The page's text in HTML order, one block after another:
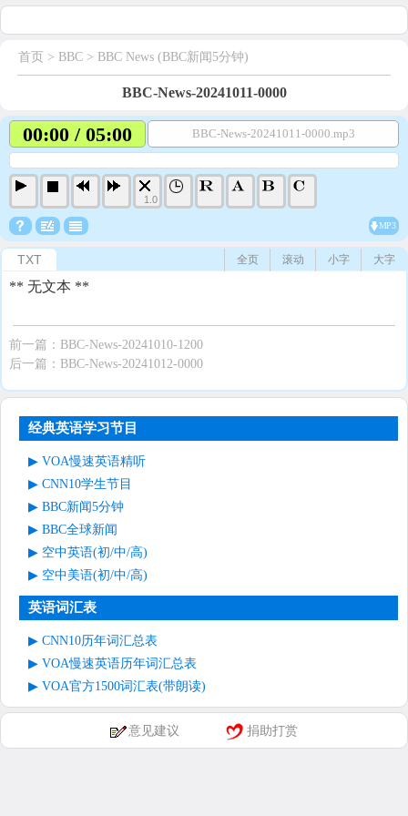
首页 > BBC > BBC News (BBC新闻5分钟)
BBC-News-20241011-0000
00:00 / 05:00 BBC-News-20241011-0000.mp3
1.0
MP3
TXT 大字
小字
滚动
全页
** 无文本 **
前一篇： BBC-News-20241010-1200
后一篇： BBC-News-20241012-0000
经典英语学习节目
VOA慢速英语精听
CNN10学生节目
BBC新闻5分钟
BBC全球新闻
空中英语(初/中/高)
空中美语(初/中/高)
英语词汇表
CNN10历年词汇总表
VOA慢速英语历年词汇总表
VOA官方1500词汇表(带朗读)
意见建议 捐助打赏